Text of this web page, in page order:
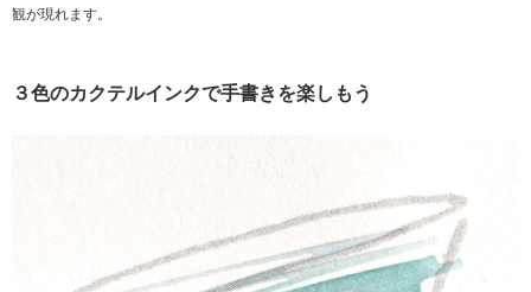
観が現れます。
３色のカクテルインクで手書きを楽しもう